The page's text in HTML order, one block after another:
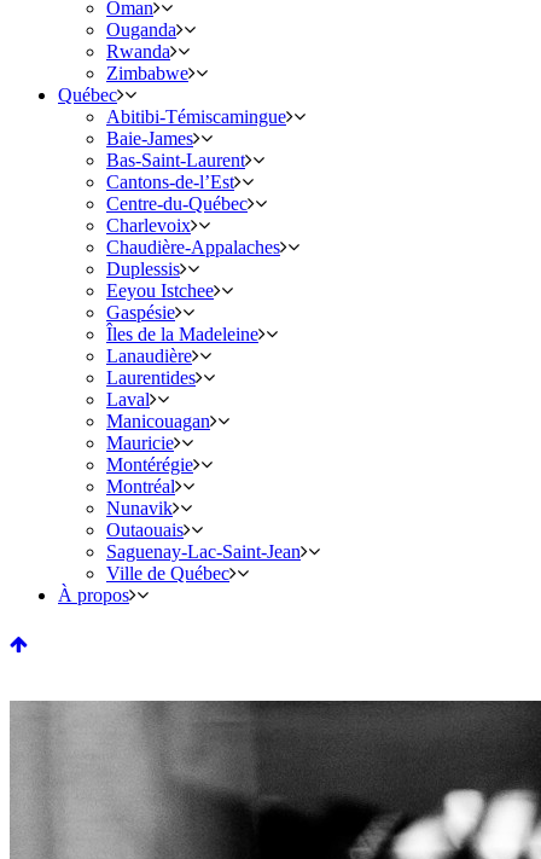
Oman
Ouganda
Rwanda
Zimbabwe
Québec
Abitibi-Témiscamingue
Baie-James
Bas-Saint-Laurent
Cantons-de-l’Est
Centre-du-Québec
Charlevoix
Chaudière-Appalaches
Duplessis
Eeyou Istchee
Gaspésie
Îles de la Madeleine
Lanaudière
Laurentides
Laval
Manicouagan
Mauricie
Montérégie
Montréal
Nunavik
Outaouais
Saguenay-Lac-Saint-Jean
Ville de Québec
À propos